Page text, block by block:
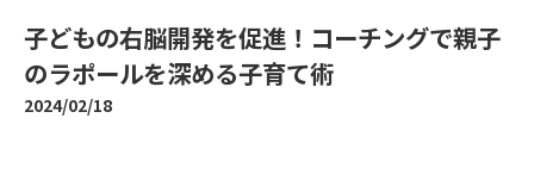
子どもの右脳開発を促進！コーチングで親子
のラポールを深める子育て術
2024/02/18